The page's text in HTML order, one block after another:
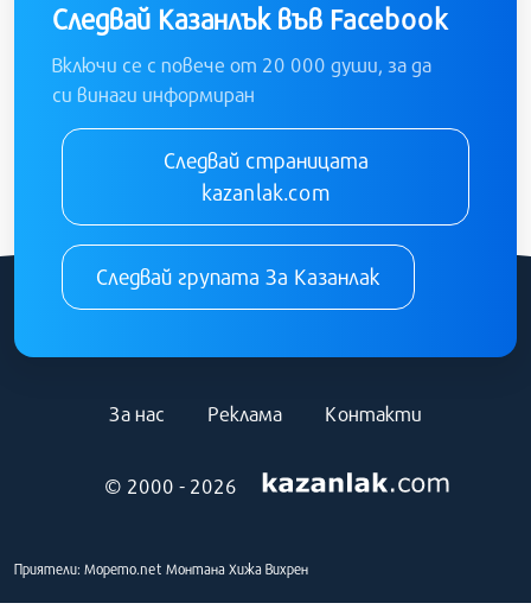
Следвай Казанлък във Facebook
Включи се с повече от 20 000 души, за да
си винаги информиран
Следвай страницата
kazanlak.com
Следвай групата За Казанлак
© 2000 - 2026
За нас Реклама Контакти
Приятели: Морето.net Монтана Хижа Вихрен